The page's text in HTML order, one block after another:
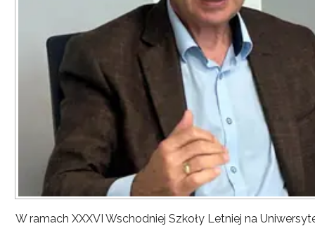
W ramach XXXVI Wschodniej Szkoły Letniej na